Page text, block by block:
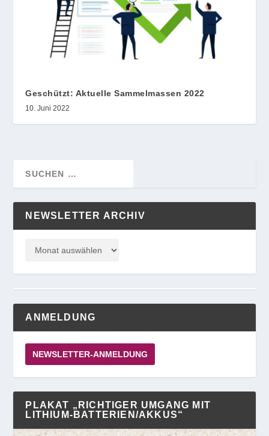
Geschützt: Aktuelle Sammelmassen 2022
10. Juni 2022
NEWSLETTER ARCHIV
ANMELDUNG
NEWSLETTER-ANMELDUNG
PLAKAT „RICHTIGER UMGANG MIT
LITHIUM-BATTERIEN/AKKUS“